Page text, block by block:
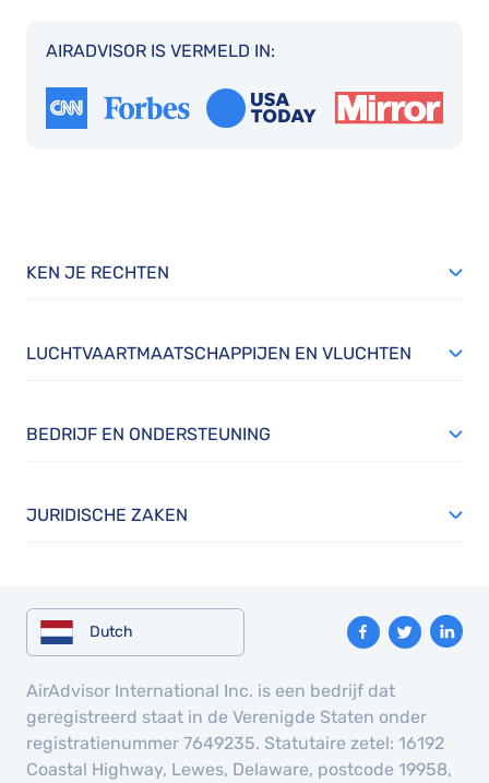
AIRADVISOR IS VERMELD IN:
KEN JE RECHTEN
LUCHTVAARTMAATSCHAPPIJEN EN VLUCHTEN
BEDRIJF EN ONDERSTEUNING
JURIDISCHE ZAKEN
Dutch
AirAdvisor International Inc. is een bedrijf dat
geregistreerd staat in de Verenigde Staten onder
registratienummer 7649235. Statutaire zetel: 16192
Coastal Highway, Lewes, Delaware, postcode 19958,